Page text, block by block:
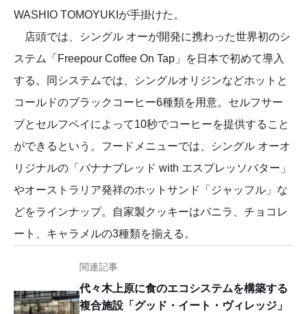
WASHIO TOMOYUKIが手掛けた。
店頭では、シングル オーが開発に携わった世界初のシ
ステム「Freepour Coffee On Tap」を日本で初めて導入
する。同システムでは、シングルオリジンなどホットと
コールドのブラックコーヒー6種類を用意。セルフサー
ブとセルフペイによって10秒でコーヒーを提供すること
ができるという。フードメニューでは、シングル オーオ
リジナルの「バナナブレッド with エスプレッソバター」
やオーストラリア発祥のホットサンド「ジャッフル」な
どをラインナップ。自家製クッキーはバニラ、チョコレ
ート、キャラメルの3種類を揃える。
関連記事
代々木上原に食のエコシステムを構築する
複合施設「グッド・イート・ヴィレッジ」